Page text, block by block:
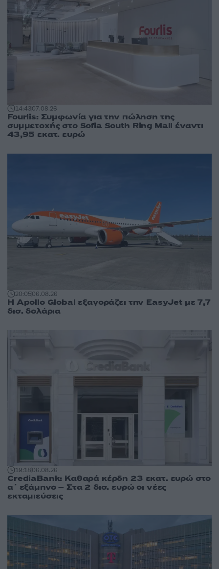
14:4307.08.26
Fourlis: Συμφωνία για την πώληση της
συμμετοχής στο Sofia South Ring Mall έναντι
43,95 εκατ. ευρώ
20:0506.08.26
Η Apollo Global εξαγοράζει την EasyJet με 7,7
δισ. δολάρια
19:1806.08.26
CrediaBank: Καθαρά κέρδη 23 εκατ. ευρώ στο
α΄ εξάμηνο – Στα 2 δισ. ευρώ οι νέες
εκταμιεύσεις